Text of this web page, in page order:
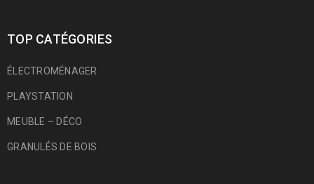
TOP CATÉGORIES
ÉLECTROMÉNAGER
PLAYSTATION
MEUBLE – DÉCO
GRANULÉS DE BOIS